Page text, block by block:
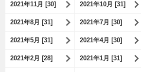
2021年11月 [30] 2021年10月 [31]
2021年8月 [31] 2021年7月 [30]
2021年5月 [31] 2021年4月 [30]
2021年2月 [28] 2021年1月 [31]